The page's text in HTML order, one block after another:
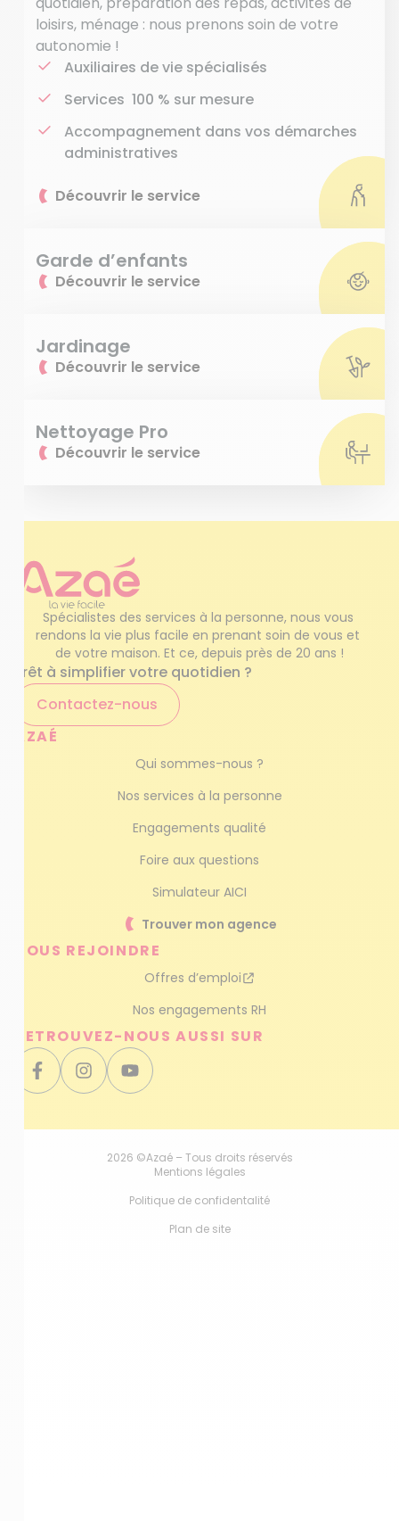
loisirs, ménage : nous prenons soin de votre
autonomie !
Auxiliaires de vie spécialisés
Services 100 % sur mesure
Accompagnement dans vos démarches
administratives
Découvrir le service
Garde d’enfants
Découvrir le service
Jardinage
Découvrir le service
Nettoyage Pro
Découvrir le service
Spécialistes des services à la personne, nous vous
rendons la vie plus facile en prenant soin de vous et
de votre maison. Et ce, depuis près de 20 ans !
Prêt à simplifier votre quotidien ?
Contactez-nous
AZAÉ
Qui sommes-nous ?
Nos services à la personne
Engagements qualité
Foire aux questions
Simulateur AICI
Trouver mon agence
NOUS REJOINDRE
Offres d’emploi
Nos engagements RH
RETROUVEZ-NOUS AUSSI SUR
2026 ©Azaé – Tous droits réservés
Mentions légales
Politique de confidentalité
Plan de site